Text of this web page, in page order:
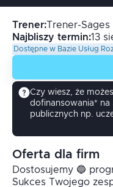
Trener:Trener-Sages
Najbliszy termin:13
Dostępne w Bazie Usług
Czy wiesz, że
dofinansowania* na
publicznych np.
Oferta dla firm
Dostosujemy 🔵
Sukces Twojego